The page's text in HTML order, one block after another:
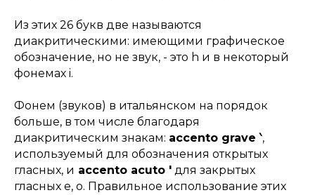
Из этих 26 букв две называются
диакритическими: имеющими графическое
обозначение, но не звук, - это h и в некоторый
фонемах i.
Фонем (звуков) в итальянском на порядок
больше, в том числе благодаря
диакритическим знакам: accento grave ‵,
используемый для обозначения открытых
гласных, и accento acuto ' для закрытых
гласных e, o. Правильное использование этих